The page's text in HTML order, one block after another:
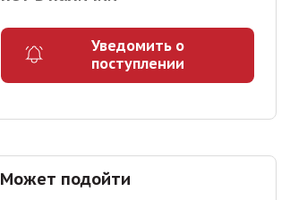
Уведомить о
поступлении
Может подойти